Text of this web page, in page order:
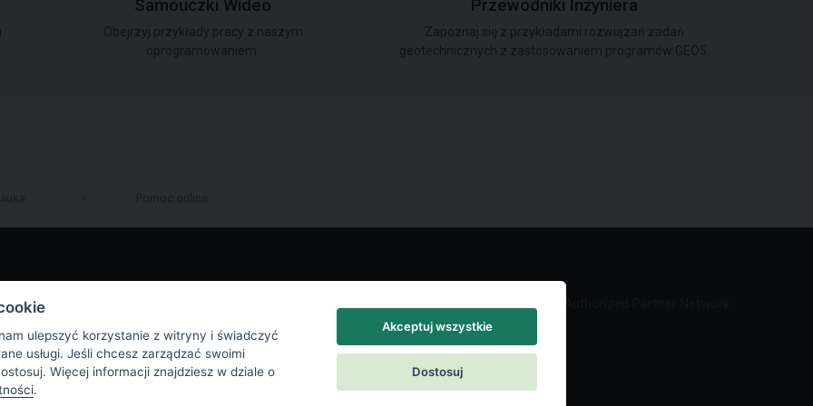
Samouczki Wideo Przewodniki Inżyniera
prywatności End User License Agreement|Kontakt
ulepszyć korzystanie z witryny i świadczyć
usługi. Jeśli chcesz zarządzać swoimi
Więcej informacji znajdziesz w dziale o
.
Akceptuj wszystkie
Dostosuj